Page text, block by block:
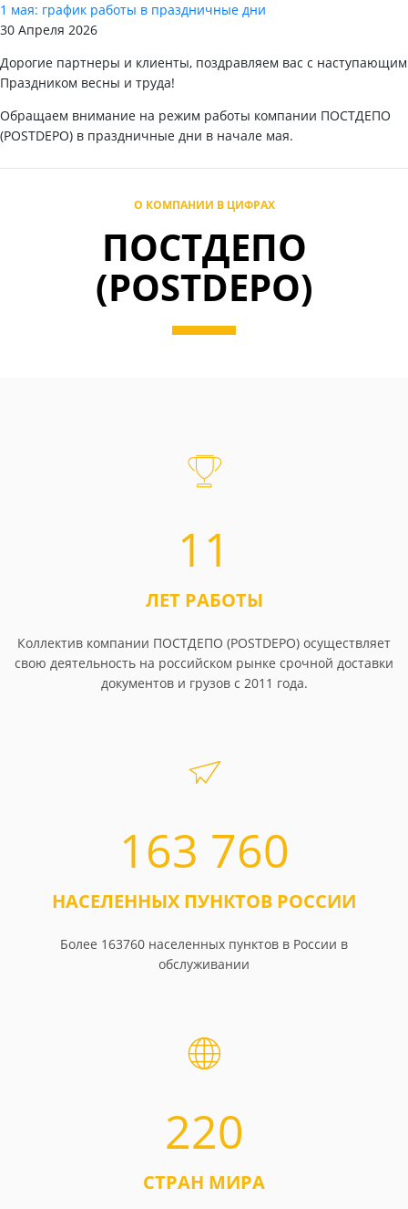
1 мая: график работы в праздничные дни
30 Апреля 2026
Дорогие партнеры и клиенты, поздравляем вас с наступающим
Праздником весны и труда!
Обращаем внимание на режим работы компании ПОСТДЕПО
(POSTDEPO) в праздничные дни в начале мая.
О КОМПАНИИ В ЦИФРАХ
ПОСТДЕПО
(POSTDEPO)
11
ЛЕТ РАБОТЫ
Коллектив компании ПОСТДЕПО (POSTDEPO) осуществляет
свою деятельность на российском рынке срочной доставки
документов и грузов с 2011 года.
163 760
НАСЕЛЕННЫХ ПУНКТОВ РОССИИ
Более 163760 населенных пунктов в России в
обслуживании
220
СТРАН МИРА